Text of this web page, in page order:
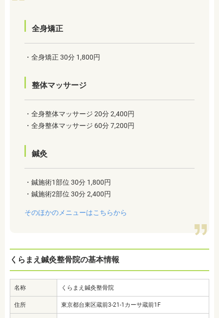
全身矯正
・全身矯正 30分 1,800円
整体マッサージ
・全身整体マッサージ 20分 2,400円
・全身整体マッサージ 60分 7,200円
鍼灸
・鍼施術1部位 30分 1,800円
・鍼施術2部位 30分 2,400円
そのほかのメニューはこちらから
くらまえ鍼灸整骨院の基本情報
名称 くらまえ鍼灸整骨院
住所 東京都台東区蔵前3-21-1カーサ蔵前1F